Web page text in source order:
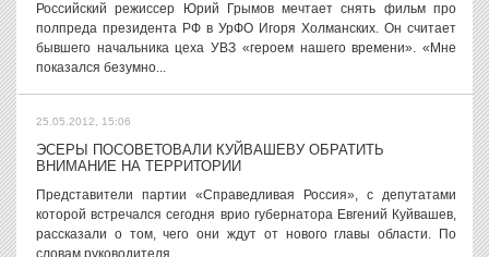
Российский режиссер Юрий Грымов мечтает снять фильм про
полпреда президента РФ в УрФО Игоря Холманских. Он считает
бывшего начальника цеха УВЗ «героем нашего времени». «Мне
показался безумно...
25.05.2012, 15:06
ЭСЕРЫ ПОСОВЕТОВАЛИ КУЙВАШЕВУ ОБРАТИТЬ
ВНИМАНИЕ НА ТЕРРИТОРИИ
Представители партии «Справедливая Россия», с депутатами
которой встречался сегодня врио губернатора Евгений Куйвашев,
рассказали о том, чего они ждут от нового главы области. По
словам руководителя...